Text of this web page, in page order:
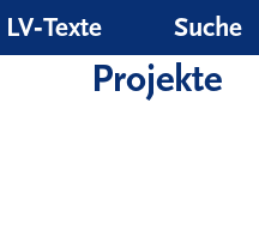
LV‑Texte Suche
Projekte